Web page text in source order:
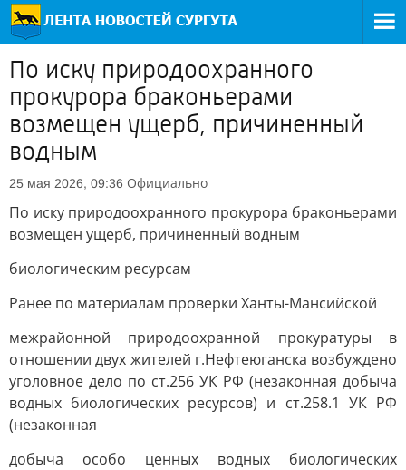
По иску природоохранного
прокурора браконьерами
возмещен ущерб, причиненный
водным
25 мая 2026, 09:36 Официально
По иску природоохранного прокурора браконьерами
возмещен ущерб, причиненный водным
биологическим ресурсам
Ранее по материалам проверки Ханты-Мансийской
межрайонной природоохранной прокуратуры в
отношении двух жителей г.Нефтеюганска возбуждено
уголовное дело по ст.256 УК РФ (незаконная добыча
водных биологических ресурсов) и ст.258.1 УК РФ
(незаконная
добыча особо ценных водных биологических